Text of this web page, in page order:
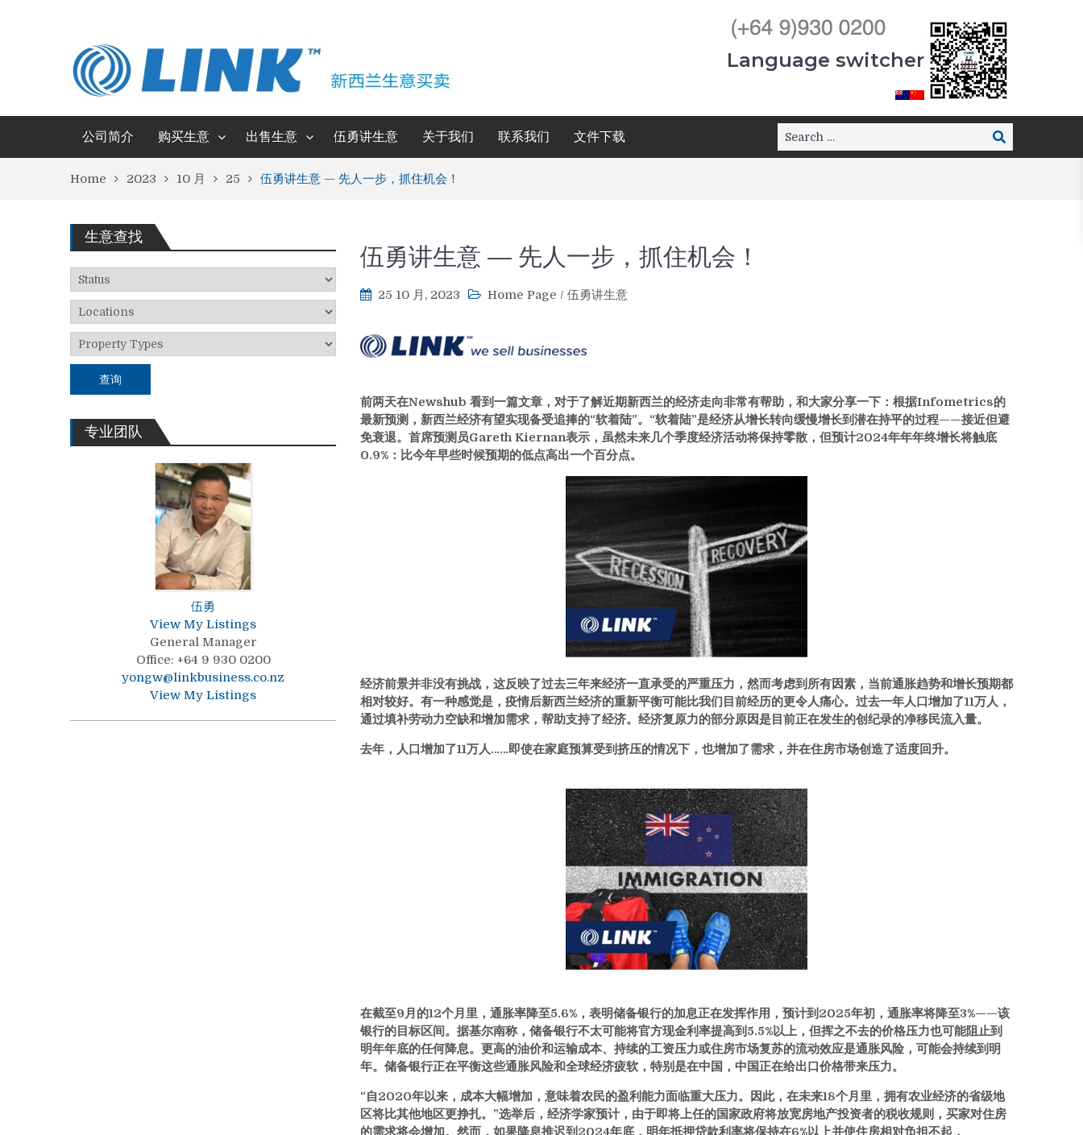
Language switcher
公司简介 购买生意 出售生意 伍勇讲生意 关于我们 联系我们 文件下载
Home 2023 10 月 25 伍勇讲生意 — 先人一步，抓住机会！
伍勇讲生意 — 先人一步，抓住机会！
25 10 月, 2023 Home Page / 伍勇讲生意
前两天在Newshub 看到一篇文章，对于了解近期新西兰的经济走向非常有帮助，和大家分享一下：根据Infometrics的
最新预测，新西兰经济有望实现备受追捧的“软着陆”。“软着陆”是经济从增长转向缓慢增长到潜在持平的过程——接近但避
免衰退。首席预测员Gareth Kiernan表示，虽然未来几个季度经济活动将保持零散，但预计2024年年年终增长将触底
0.9%：比今年早些时候预期的低点高出一个百分点。
经济前景并非没有挑战，这反映了过去三年来经济一直承受的严重压力，然而考虑到所有因素，当前通胀趋势和增长预期都
相对较好。有一种感觉是，疫情后新西兰经济的重新平衡可能比我们目前经历的更令人痛心。过去一年人口增加了11万人，
通过填补劳动力空缺和增加需求，帮助支持了经济。经济复原力的部分原因是目前正在发生的创纪录的净移民流入量。
去年，人口增加了11万人……即使在家庭预算受到挤压的情况下，也增加了需求，并在住房市场创造了适度回升。
在截至9月的12个月里，通胀率降至5.6%，表明储备银行的加息正在发挥作用，预计到2025年初，通胀率将降至3%——该
银行的目标区间。据基尔南称，储备银行不太可能将官方现金利率提高到5.5%以上，但挥之不去的价格压力也可能阻止到
明年年底的任何降息。更高的油价和运输成本、持续的工资压力或住房市场复苏的流动效应是通胀风险，可能会持续到明
年。储备银行正在平衡这些通胀风险和全球经济疲软，特别是在中国，中国正在给出口价格带来压力。
“自2020年以来，成本大幅增加，意味着农民的盈利能力面临重大压力。因此，在未来18个月里，拥有农业经济的省级地
区将比其他地区更挣扎。”选举后，经济学家预计，由于即将上任的国家政府将放宽房地产投资者的税收规则，买家对住房
生意查找
查询
专业团队
伍勇
View My Listings
General Manager
Office: +64 9 930 0200
yongw@linkbusiness.co.nz
View My Listings